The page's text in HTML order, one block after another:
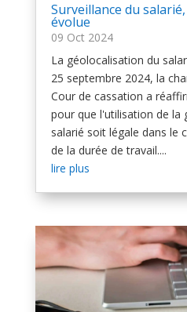
Surveillance du
évolue
09 Oct 2024
La géolocalisation du
25 septembre 2024, la
Cour de cassation a
pour que l'utilisation de la
salarié soit légale dans le
de la durée de travail....
lire plus